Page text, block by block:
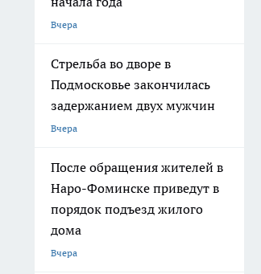
Вчера
Стрельба во дворе в
Подмосковье закончилась
задержанием двух мужчин
Вчера
После обращения жителей в
Наро-Фоминске приведут в
порядок подъезд жилого
дома
Вчера